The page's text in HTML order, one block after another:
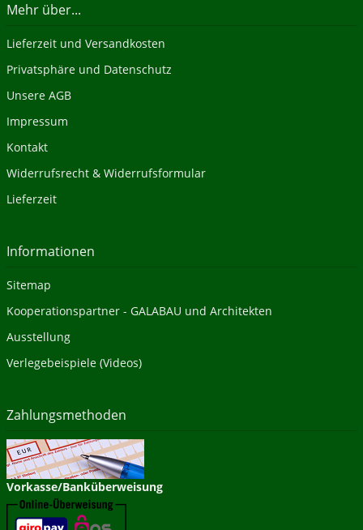
Mehr über...
Lieferzeit und Versandkosten
Privatsphäre und Datenschutz
Unsere AGB
Impressum
Kontakt
Widerrufsrecht & Widerrufsformular
Lieferzeit
Informationen
Sitemap
Kooperationspartner - GALABAU und Architekten
Ausstellung
Verlegebeispiele (Videos)
Zahlungsmethoden
Vorkasse/Banküberweisung